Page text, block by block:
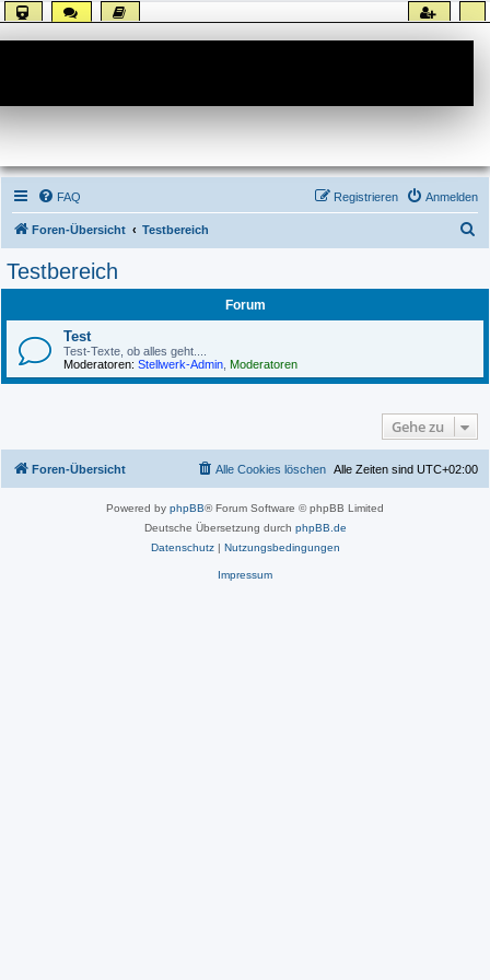
FAQ Anmelden
Registrieren
Foren-Übersicht Testbereich
Testbereich
Forum
Test
Test-Texte, ob alles geht....
Moderatoren: Stellwerk-Admin Moderatoren
Gehe zu
Foren-Übersicht Alle Zeiten sind UTC+02:00
Alle Cookies löschen
Powered by phpBB® Forum Software © phpBB Limited
Deutsche Übersetzung durch phpBB.de
Datenschutz| Nutzungsbedingungen
Impressum